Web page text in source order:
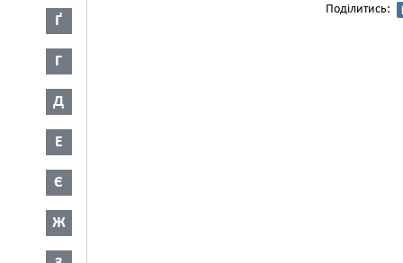
Ґ
Г
Д
Е
Є
Ж
Поділитись: